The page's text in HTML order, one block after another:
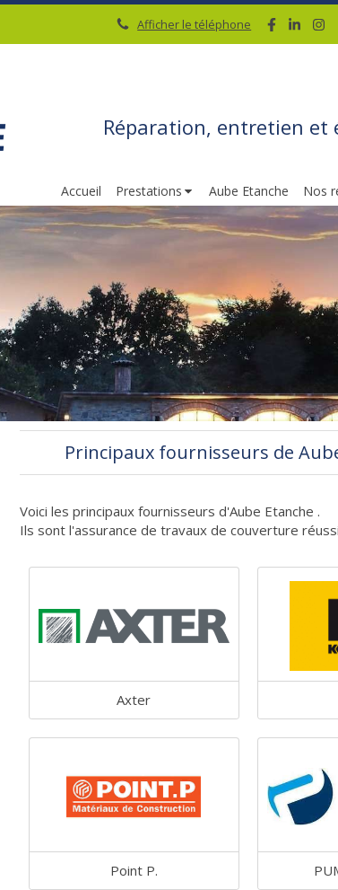
Afficher le téléphone
Réparation, entretien et
Accueil Prestations Aube Etanche Nos
Principaux fournisseurs de
Voici les principaux fournisseurs d'Aube Etanche .
Ils sont l'assurance de travaux de couverture
Axter
Point P.